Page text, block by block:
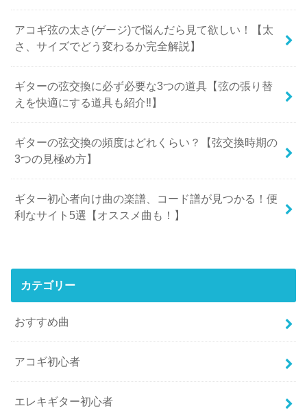
アコギ弦の太さ(ゲージ)で悩んだら見て欲しい！【太
さ、サイズでどう変わるか完全解説】
ギターの弦交換に必ず必要な3つの道具【弦の張り替
えを快適にする道具も紹介‼︎】
ギターの弦交換の頻度はどれくらい？【弦交換時期の
3つの見極め方】
ギター初心者向け曲の楽譜、コード譜が見つかる！便
利なサイト5選【オススメ曲も！】
カテゴリー
おすすめ曲
アコギ初心者
エレキギター初心者